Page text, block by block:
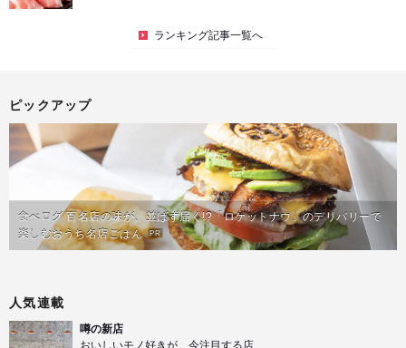
ランキング記事一覧へ
ピックアップ
食べログ 百名店の味が、並ばず届く!?「ロケットナウ」のデリバリーで
楽しむおうち名店ごはん PR
人気連載
噂の新店
おいしいモノ好きが、今注目する店